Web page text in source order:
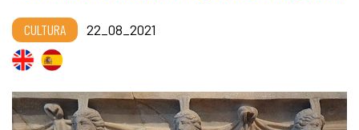
CULTURA 22_08_2021